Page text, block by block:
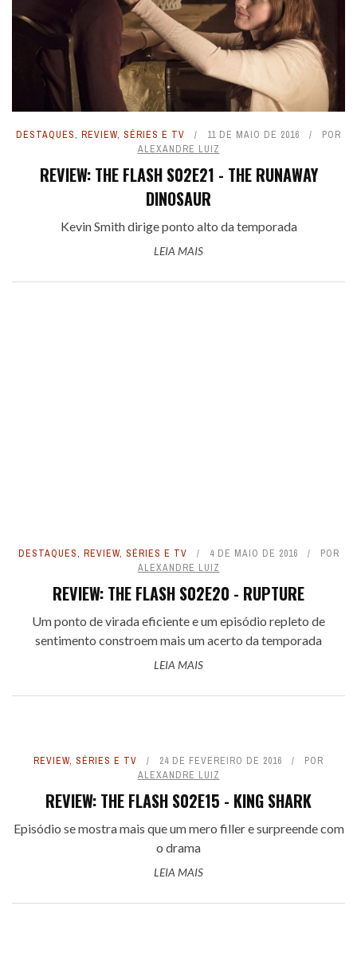
DESTAQUES, REVIEW, SÉRIES E TV 11 DE MAIO DE 2016
POR
ALEXANDRE LUIZ
REVIEW: THE FLASH S02E21 - THE RUNAWAY
DINOSAUR
Kevin Smith dirige ponto alto da temporada
LEIA MAIS
DESTAQUES, REVIEW, SÉRIES E TV 4 DE MAIO DE 2016
POR
ALEXANDRE LUIZ
REVIEW: THE FLASH S02E20 - RUPTURE
Um ponto de virada eficiente e um episódio repleto de
sentimento constroem mais um acerto da temporada
LEIA MAIS
REVIEW, SÉRIES E TV 24 DE FEVEREIRO DE 2016
POR
ALEXANDRE LUIZ
REVIEW: THE FLASH S02E15 - KING SHARK
Episódio se mostra mais que um mero filler e surpreende com
o drama
LEIA MAIS